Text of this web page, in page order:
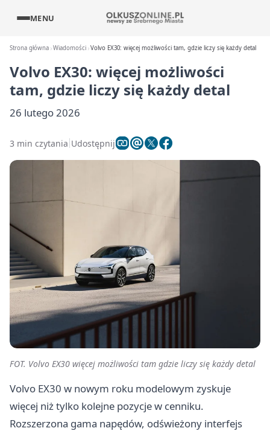
MENU
Strona główna Wiadomości Volvo EX30: więcej możliwości tam, gdzie liczy się każdy detal
Volvo EX30: więcej możliwości
tam, gdzie liczy się każdy detal
26 lutego 2026
3 min czytania Udostępnij
FOT. Volvo EX30 więcej możliwości tam gdzie liczy się każdy detal
Volvo EX30 w nowym roku modelowym zyskuje
więcej niż tylko kolejne pozycje w cenniku.
Rozszerzona gama napędów, odświeżony interfejs